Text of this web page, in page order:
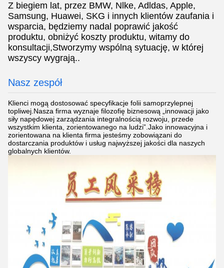
Z biegiem lat, przez BMW, Nlke, Adldas, Apple,
Samsung, Huawei, SKG i innych klientów zaufania i
wsparcia, będziemy nadal poprawić jakość
produktu, obniżyć koszty produktu, witamy do
konsultacji,Stworzymy wspólną sytuację, w której
wszyscy wygrają..
Nasz zespół
Klienci mogą dostosować specyfikacje folii samoprzylepnej
topliwej.Nasza firma wyznaje filozofię biznesową „innowacji jako
siły napędowej zarządzania integralnością rozwoju, przede
wszystkim klienta, zorientowanego na ludzi”.Jako innowacyjna i
zorientowana na klienta firma jesteśmy zobowiązani do
dostarczania produktów i usług najwyższej jakości dla naszych
globalnych klientów.